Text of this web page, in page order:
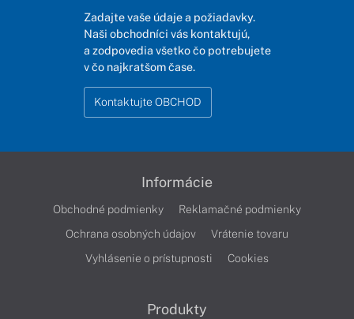
Zadajte vaše údaje a požiadavky.
Naši obchodníci vás kontaktujú,
a zodpovedia všetko čo potrebujete
v čo najkratšom čase.
Kontaktujte OBCHOD
Informácie
Obchodné podmienky
Reklamačné podmienky
Ochrana osobných údajov
Vrátenie tovaru
Vyhlásenie o prístupnosti
Cookies
Produkty